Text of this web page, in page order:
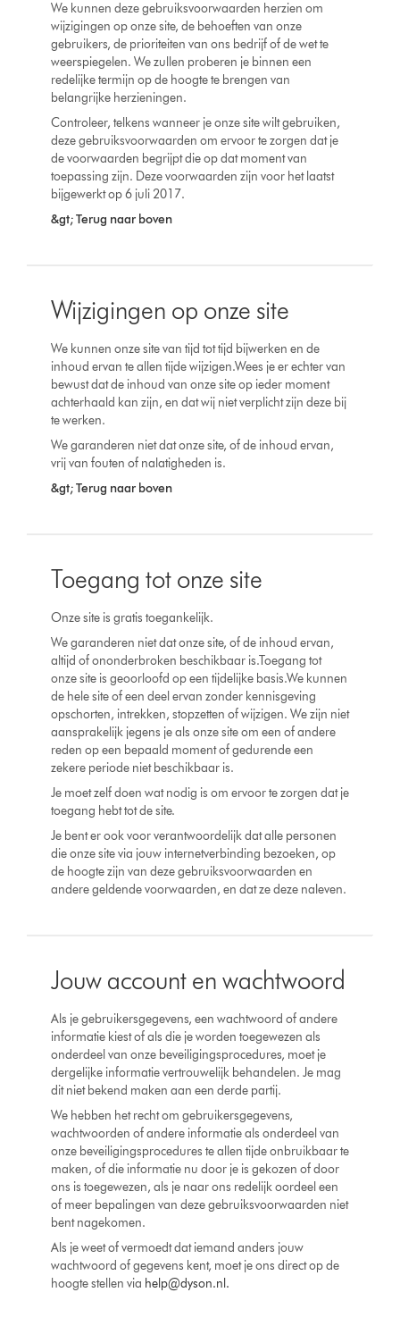
We kunnen deze gebruiksvoorwaarden herzien om
wijzigingen op onze site, de behoeften van onze
gebruikers, de prioriteiten van ons bedrijf of de wet te
weerspiegelen. We zullen proberen je binnen een
redelijke termijn op de hoogte te brengen van
belangrijke herzieningen.
Controleer, telkens wanneer je onze site wilt gebruiken,
deze gebruiksvoorwaarden om ervoor te zorgen dat je
de voorwaarden begrijpt die op dat moment van
toepassing zijn. Deze voorwaarden zijn voor het laatst
bijgewerkt op 6 juli 2017.
&gt; Terug naar boven
Wijzigingen op onze site
We kunnen onze site van tijd tot tijd bijwerken en de
inhoud ervan te allen tijde wijzigen.Wees je er echter van
bewust dat de inhoud van onze site op ieder moment
achterhaald kan zijn, en dat wij niet verplicht zijn deze bij
te werken.
We garanderen niet dat onze site, of de inhoud ervan,
vrij van fouten of nalatigheden is.
&gt; Terug naar boven
Toegang tot onze site
Onze site is gratis toegankelijk.
We garanderen niet dat onze site, of de inhoud ervan,
altijd of ononderbroken beschikbaar is.Toegang tot
onze site is geoorloofd op een tijdelijke basis.We kunnen
de hele site of een deel ervan zonder kennisgeving
opschorten, intrekken, stopzetten of wijzigen. We zijn niet
aansprakelijk jegens je als onze site om een of andere
reden op een bepaald moment of gedurende een
zekere periode niet beschikbaar is.
Je moet zelf doen wat nodig is om ervoor te zorgen dat je
toegang hebt tot de site.
Je bent er ook voor verantwoordelijk dat alle personen
die onze site via jouw internetverbinding bezoeken, op
de hoogte zijn van deze gebruiksvoorwaarden en
andere geldende voorwaarden, en dat ze deze naleven.
Jouw account en wachtwoord
Als je gebruikersgegevens, een wachtwoord of andere
informatie kiest of als die je worden toegewezen als
onderdeel van onze beveiligingsprocedures, moet je
dergelijke informatie vertrouwelijk behandelen. Je mag
dit niet bekend maken aan een derde partij.
We hebben het recht om gebruikersgegevens,
wachtwoorden of andere informatie als onderdeel van
onze beveiligingsprocedures te allen tijde onbruikbaar te
maken, of die informatie nu door je is gekozen of door
ons is toegewezen, als je naar ons redelijk oordeel een
of meer bepalingen van deze gebruiksvoorwaarden niet
bent nagekomen.
Als je weet of vermoedt dat iemand anders jouw
wachtwoord of gegevens kent, moet je ons direct op de
hoogte stellen via help@dyson.nl .